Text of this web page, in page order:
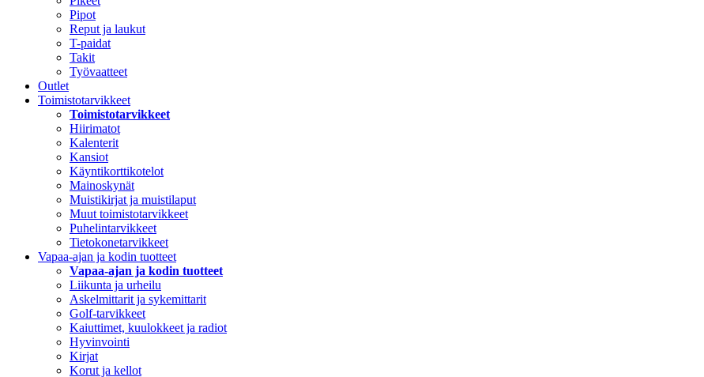
Pipot
Reput ja laukut
T-paidat
Takit
Työvaatteet
Outlet
Toimistotarvikkeet
Toimistotarvikkeet
Hiirimatot
Kalenterit
Kansiot
Käyntikorttikotelot
Mainoskynät
Muistikirjat ja muistilaput
Muut toimistotarvikkeet
Puhelintarvikkeet
Tietokonetarvikkeet
Vapaa-ajan ja kodin tuotteet
Vapaa-ajan ja kodin tuotteet
Liikunta ja urheilu
Askelmittarit ja sykemittarit
Golf-tarvikkeet
Kaiuttimet, kuulokkeet ja radiot
Hyvinvointi
Kirjat
Korut ja kellot